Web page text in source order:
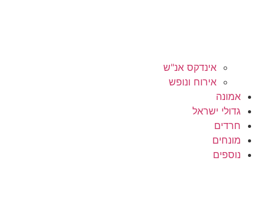
אינדקס אנ"ש
אירוח ונופש
אמונה
גדולי ישראל
חרדים
מונחים
נוספים